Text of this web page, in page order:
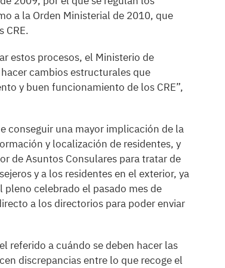
a la Orden Ministerial de 2010, que
CRE.
estos procesos, el Ministerio de
cambios estructurales que
y buen funcionamiento de los CRE”,
conseguir una mayor implicación de la
y localización de residentes, y
de Asuntos Consulares para tratar de
y a los residentes en el exterior, ya
pleno celebrado el pasado mes de
a los directorios para poder enviar
referido a cuándo se deben hacer las
discrepancias entre lo que recoge el